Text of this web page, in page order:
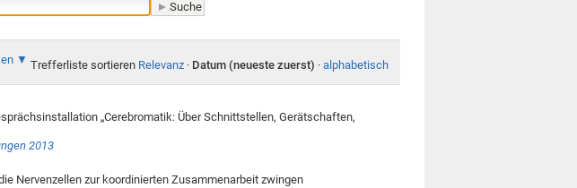
Trefferliste sortieren Relevanz · Datum (neueste zuerst) · alphabetisch
„Cerebromatik: Über Schnittstellen, Gerätschaften,
2013
Nervenzellen zur koordinierten Zusammenarbeit zwingen